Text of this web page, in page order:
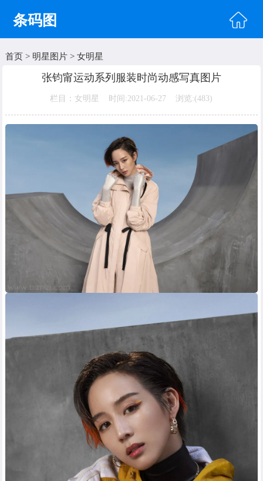
条码图
首页
头像图片
唯美图片
首页> 明星图片> 女明星
张钧甯运动系列服装时尚动感写真图片
栏目：女明星 时间:2021-06-27 浏览:(483)